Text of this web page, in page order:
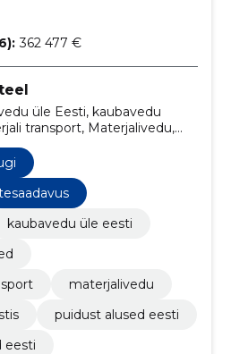
362 477 €
üle Eesti, kaubavedu
transport, Materjalivedu,
puidust alused Eesti,
puistematerjali transport
kaubavedu üle eesti
materjalivedu
puidust alused eesti
eesti